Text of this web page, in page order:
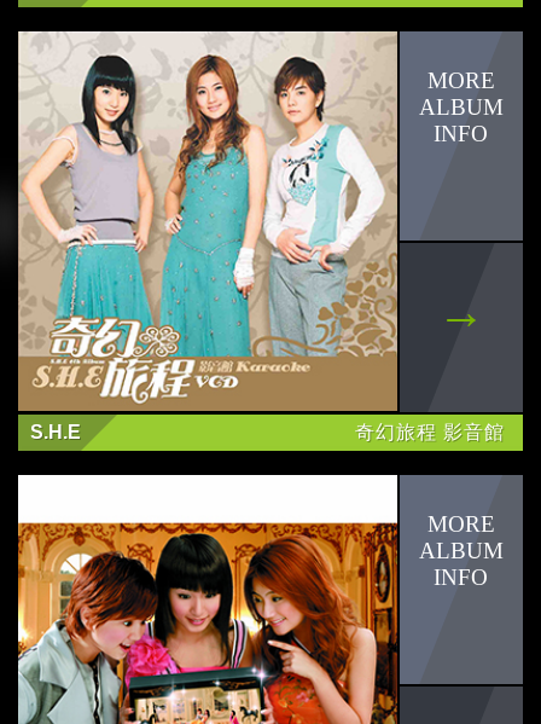
迷路
邱翊橙(毛弟)
姚愛寗
godpod
SAYONARA DUCK
曾之喬
丹楓
LaDY
陳匡怡
周定緯
S.H.E 奇幻旅程 影音館